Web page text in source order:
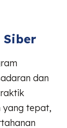
Siber
dan
yang tepat,